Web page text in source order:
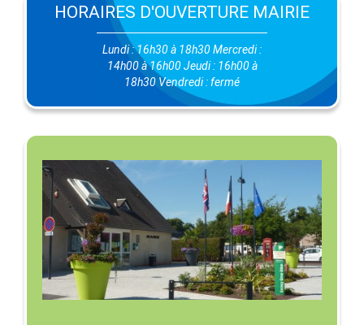
HORAIRES D'OUVERTURE MAIRIE
Lundi : 16h30 à 18h30 Mercredi :
14h00 à 16h00 Jeudi : 16h00 à
18h30 Vendredi : fermé